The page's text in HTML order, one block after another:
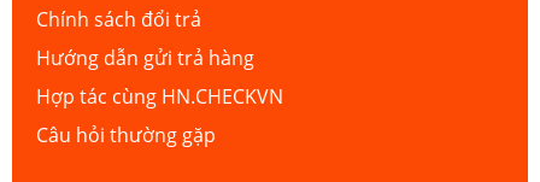
Chính sách đổi trả
Hướng dẫn gửi trả hàng
Hợp tác cùng HN.CHECKVN
Câu hỏi thường gặp